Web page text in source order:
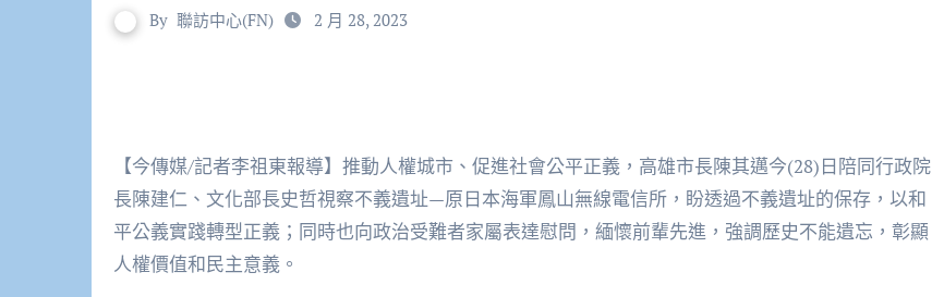
By 聯訪中心(FN) 2 月 28, 2023
【今傳媒/記者李祖東報導】推動人權城市、促進社會公平正義，高雄市長陳其邁今(28)日陪同行政院
長陳建仁、文化部長史哲視察不義遺址—原日本海軍鳳山無線電信所，盼透過不義遺址的保存，以和
平公義實踐轉型正義；同時也向政治受難者家屬表達慰問，緬懷前輩先進，強調歷史不能遺忘，彰顯
人權價值和民主意義。